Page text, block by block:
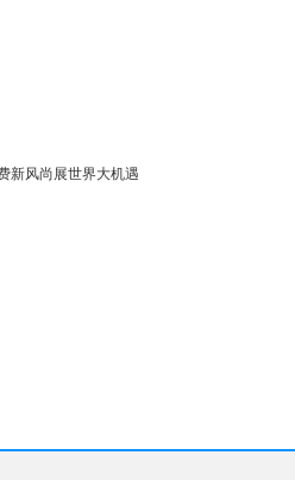
新风尚展世界大机遇